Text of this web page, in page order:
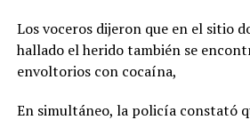
Los voceros dijeron que en el sitio
hallado el herido también se
envoltorios con cocaína,
En simultáneo, la policía constató